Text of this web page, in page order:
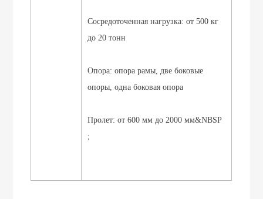
Сосредоточенная нагрузка: от 500 кг
до 20 тонн
Опора: опора рамы, две боковые
опоры, одна боковая опора
Пролет: от 600 мм до 2000 мм&NBSP
;